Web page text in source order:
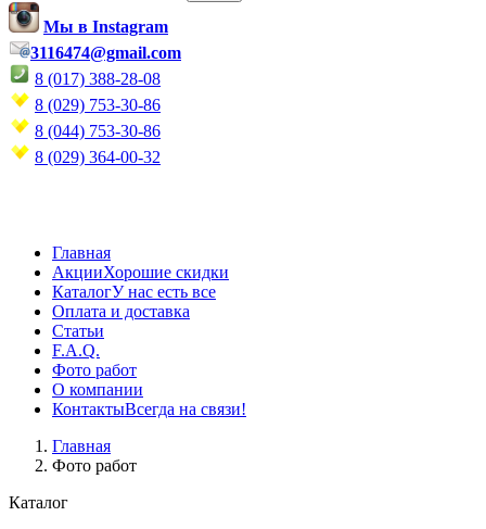
Мы в Instagram
3116474@gmail.com
8 (017) 388-28-08
8 (029) 753-30-86
8 (044) 753-30-86
8 (029) 364-00-32
Главная
АкцииХорошие скидки
КаталогУ нас есть все
Оплата и доставка
Статьи
F.A.Q.
Фото работ
О компании
КонтактыВсегда на связи!
Главная
Фото работ
Каталог